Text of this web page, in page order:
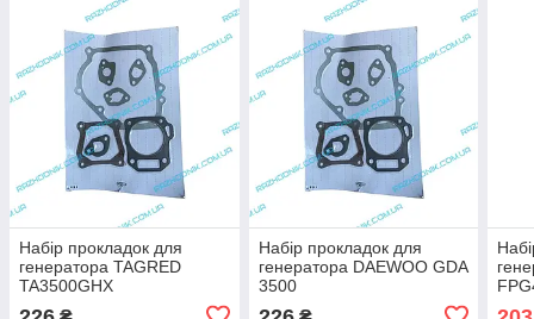
Набір прокладок для
генератора TAGRED
TA3500GHX
Набір прокладок для
генератора DAEWOO GDA
3500